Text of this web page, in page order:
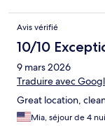
Avis vérifié
10/10
9 mars 2026
Traduire avec
Great location,
Mia, séjour de 4